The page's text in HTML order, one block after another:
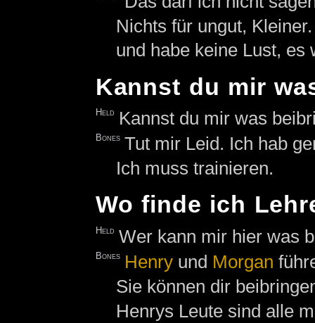
Nichts für ungut,
und habe keine Lust, es
Kannst du mir
Held Kannst du mir was
Bones Tut mir Leid. Ich hab
Ich muss trainieren.
Wo finde ich
Held Wer kann mir hier was
Bones Henry und Morgan
Sie können dir
Henrys Leute sind alle